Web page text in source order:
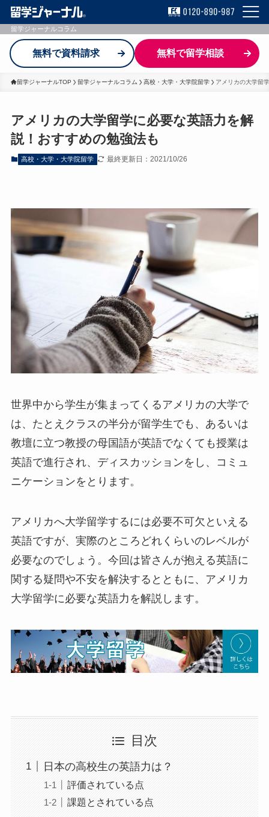
留学ジャーナルコラム
無料で資料請求 無料で留学相談
留学ジャーナルTOP 留学ジャーナルコラム 高校・大学・大学院留学 アメリカの大学留
アメリカの大学留学に必要な英語力を解
説！おすすめの勉強法も
高校・大学・大学院留学 最終更新日：2021/10/26
世界中から学生が集まってくるアメリカの大学で
は、たとえクラスの半分が留学生でも、あるいは
教壇に立つ教授の母国語が英語でなくても授業は
英語で進行され、ディスカッションをし、コミュ
ニケーションをとります。
アメリカへ大学留学するには必要不可欠といえる
英語ですが、実際のところどれくらいのレベルが
必要なのでしょう。今回は皆さんが抱える英語に
関する疑問や不安を解決するとともに、アメリカ
大学留学に必要な英語力を解説します。
目次
日本の高校生の英語力は？
評価されている点
課題とされている点